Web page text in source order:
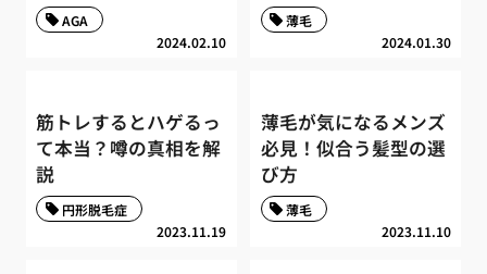
2024.02.10
AGA
2024.01.30
薄毛
筋トレするとハゲるっ
て本当？噂の真相を解
説
2023.11.19
円形脱毛症
薄毛が気になるメンズ
必見！似合う髪型の選
び方
2023.11.10
薄毛